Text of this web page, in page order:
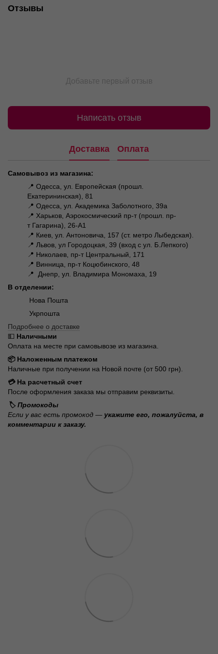
Отзывы
Добавьте первый отзыв
Написать отзыв
Доставка Оплата
Самовывоз из магазина:
📍 Одесса, ул. Европейская (прошл.
Екатерининская), 81
📍 Одесса, ул. Академика Заболотного, 39а
📍 Харьков, Аэрокосмический пр-т (прошл. пр-
т Гагарина), 26-А1
📍 Киев, ул. Антоновича, 157 (ст. метро Лыбедская).
📍 Львов, ул Городоцкая, 39 (вход с ул. Б.Лепкого)
📍 Николаев, пр-т Центральный, 171
📍 Винница, пр-т Коцюбинского, 48
📍 Днепр, ул. Владимира Мономаха, 19
В отделении:
Нова Пошта
Укрпошта
Подробнее о доставке
💵 Наличными
Оплата на месте при самовывозе из магазина.
📦 Наложенным платежом
Наличные при получении на Новой почте (от 500 грн).
💳 На расчетный счет
После оформления заказа мы отправим реквизиты.
🏷️ Промокоды
Если у вас есть промокод — укажите его, пожалуйста, в
комментарии к заказу.